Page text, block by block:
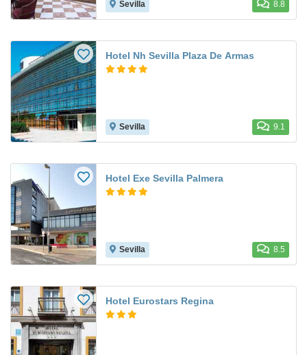
Sevilla 8.8
Hotel Nh Sevilla Plaza De Armas
Sevilla 9.1
Hotel Exe Sevilla Palmera
Sevilla 8.5
Hotel Eurostars Regina